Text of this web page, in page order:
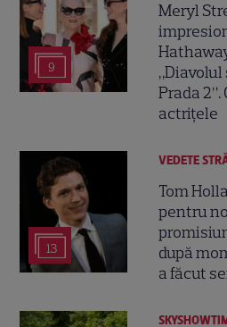
9
Meryl
Prada
actrițele
13
VEDETE
Tom
pentru
după
a făcut